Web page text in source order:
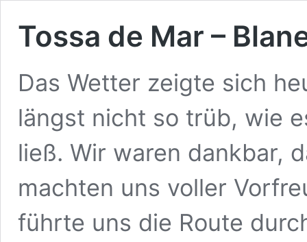
Tossa de Mar –
Das Wetter zeigte sich
längst nicht so trüb, wie
ließ. Wir waren dankbar,
machten uns voller
führte uns die Route